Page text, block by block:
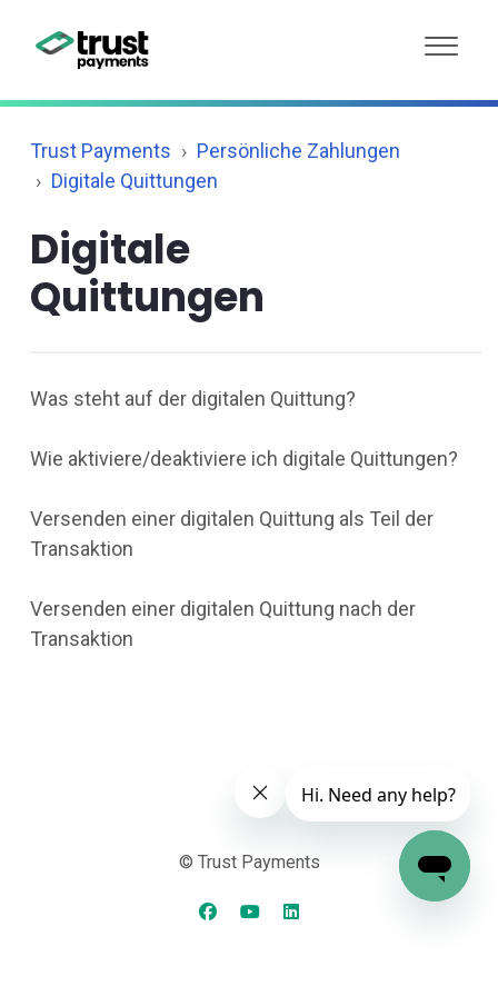
Trust Payments
Persönliche Zahlungen
Digitale Quittungen
Digitale
Quittungen
Was steht auf der digitalen Quittung?
Wie aktiviere/deaktiviere ich digitale Quittungen?
Versenden einer digitalen Quittung als Teil der
Transaktion
Versenden einer digitalen Quittung nach der
Transaktion
© Trust Payments